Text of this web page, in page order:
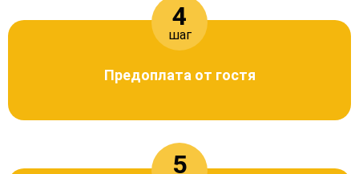
4
шаг
Предоплата от гостя
5